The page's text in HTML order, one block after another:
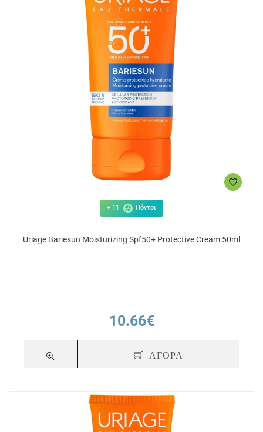
+ 11 Πόντοι
Uriage Bariesun Moisturizing Spf50+ Protective Cream 50ml
10.66€
ΑΓΟΡΑ